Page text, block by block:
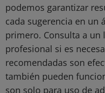
podemos garantizar
cada sugerencia en un
primero. Consulta a un
profesional si es
recomendadas son
también pueden
son solo para uso de